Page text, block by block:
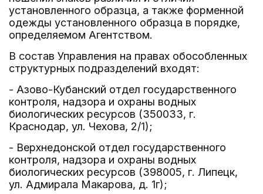
установленного образца, а также форменной
одежды установленного образца в порядке,
определяемом Агентством.
В состав Управления на правах обособленных
структурных подразделений входят:
- Азово-Кубанский отдел государственного
контроля, надзора и охраны водных
биологических ресурсов (350033, г.
Краснодар, ул. Чехова, 2/1);
- Верхнедонской отдел государственного
контроля, надзора и охраны водных
биологических ресурсов (398005, г. Липецк,
ул. Адмирала Макарова, д. 1г);